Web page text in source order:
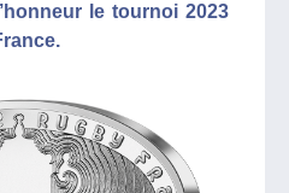
le tournoi 2023